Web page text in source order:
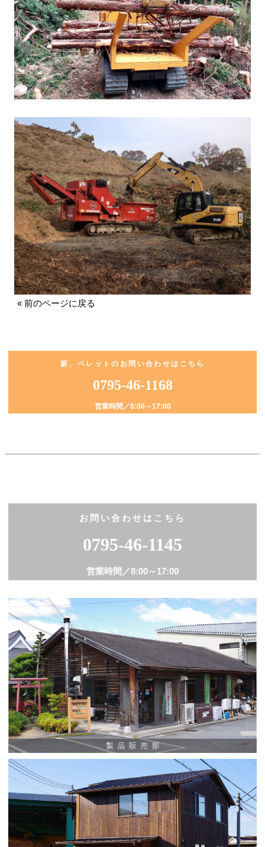
Instagram
通販ショップ
« 前のページに戻る
薪、ペレットのお問い合わせはこちら
0795-46-1168
営業時間／8:00～17:00
お問い合わせはこちら
0795-46-1145
営業時間／8:00～17:00